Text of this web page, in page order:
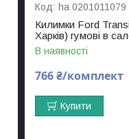
ha 0201011079
Килимки Ford
Харків) гумові в
В наявності
766 ₴/комплект
Купити